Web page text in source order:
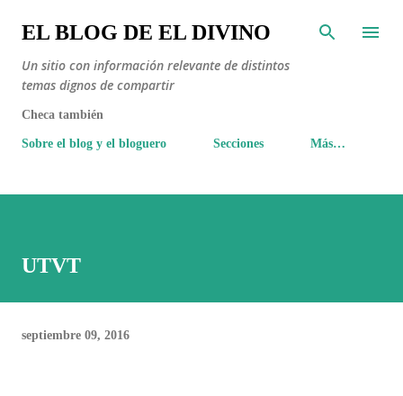
Ir al contenido principal
EL BLOG DE EL DIVINO
Un sitio con información relevante de distintos
temas dignos de compartir
Checa también
Sobre el blog y el bloguero Secciones Más…
UTVT
septiembre 09, 2016